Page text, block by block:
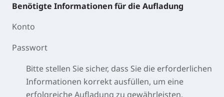
Benötigte Informationen für die Aufladung
Konto
Passwort
Bitte stellen Sie sicher, dass Sie die erforderlichen
Informationen korrekt ausfüllen, um eine
erfolgreiche Aufladung zu gewährleisten.